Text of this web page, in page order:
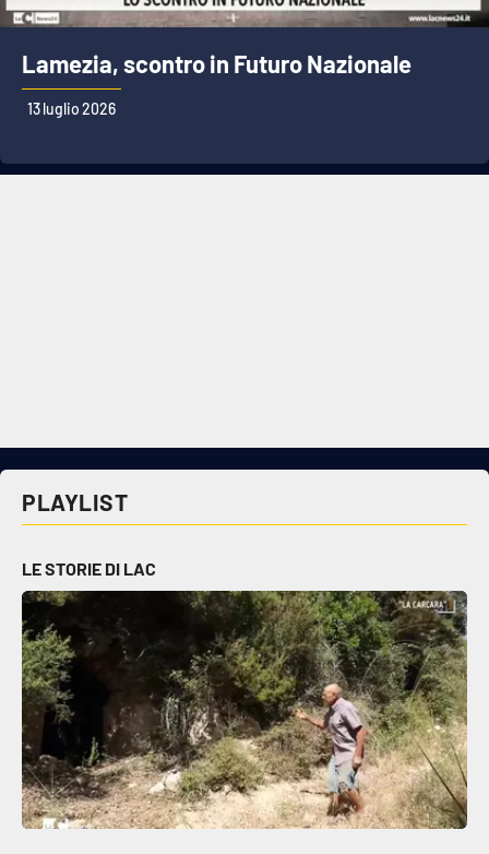
Lamezia, scontro in Futuro Nazionale
13 luglio 2026
PLAYLIST
LE STORIE DI LAC